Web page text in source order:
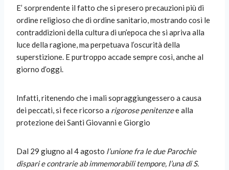
E’ sorprendente il fatto che si presero precauzioni più di
ordine religioso che di ordine sanitario, mostrando così le
contraddizioni della cultura di un’epoca che si apriva alla
luce della ragione, ma perpetuava l’oscurità della
superstizione. E purtroppo accade sempre così, anche al
giorno d’oggi.
Infatti, ritenendo che i mali sopraggiungessero a causa
dei peccati, si fece ricorso a rigorose penitenzee alla
protezione dei Santi Giovanni e Giorgio
Dal 29 giugno al 4 agosto l’unione fra le due Parochie
dispari e contrarie ab immemorabili tempore, l’una di S.